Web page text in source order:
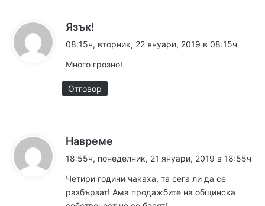
Язък!
а
:
08:15ч, вторник, 22 януари, 2019 в 08:15ч
Много грозно!
Отговор
Навреме
а
:
18:55ч, понеделник, 21 януари, 2019 в 18:55ч
Четири години чакаха, та сега ли да се
разбързат! Ама продажбите на общинска